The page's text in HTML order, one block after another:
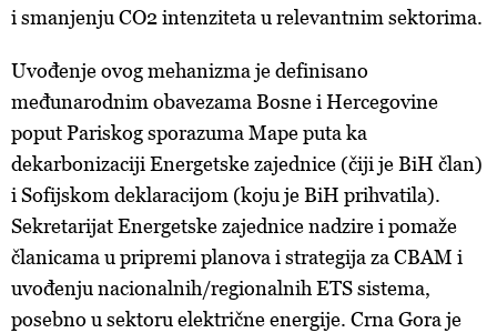
i smanjenju CO2 intenziteta u relevantnim sektorima.
Uvođenje ovog mehanizma je definisano
međunarodnim obavezama Bosne i Hercegovine
poput Pariskog sporazuma Mape puta ka
dekarbonizaciji Energetske zajednice (čiji je BiH član)
i Sofijskom deklaracijom (koju je BiH prihvatila).
Sekretarijat Energetske zajednice nadzire i pomaže
članicama u pripremi planova i strategija za CBAM i
uvođenju nacionalnih/regionalnih ETS sistema,
posebno u sektoru električne energije. Crna Gora je